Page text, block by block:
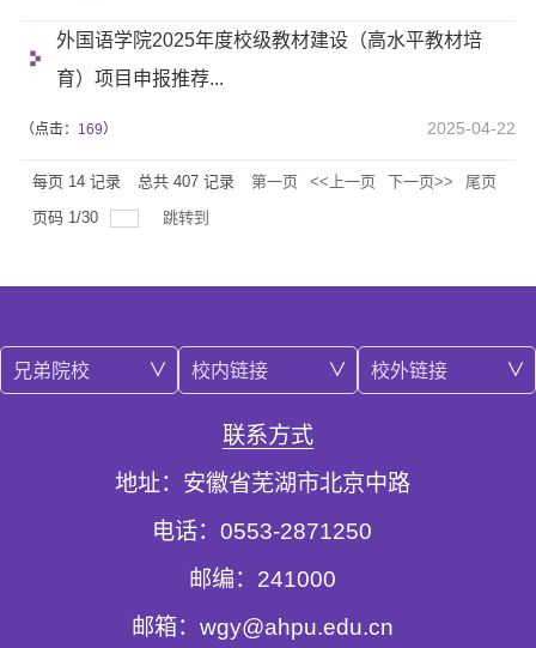
外国语学院2025年度校级教材建设（高水平教材培
育）项目申报推荐...
（点击： 169） 2025-04-22
每页 14 记录 总共 407 记录 第一页 <<上一页 下一页>>
尾页
页码 1/30 跳转到
兄弟院校 校内链接 校外链接
联系方式
地址：安徽省芜湖市北京中路
电话：0553-2871250
邮编：241000
邮箱：wgy@ahpu.edu.cn